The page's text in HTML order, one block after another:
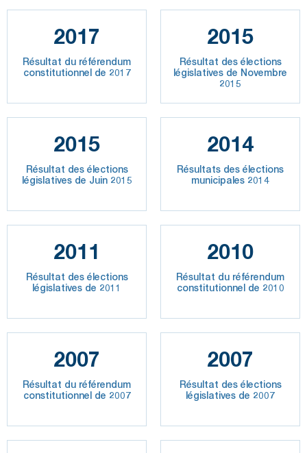
2017
Résultat du référendum
constitutionnel de 2017
2015
Résultat des élections
législatives de Novembre
2015
2015
Résultat des élections
législatives de Juin 2015
2014
Résultats des élections
municipales 2014
2011
Résultat des élections
législatives de 2011
2010
Résultat du référendum
constitutionnel de 2010
2007
Résultat du référendum
constitutionnel de 2007
2007
Résultat des élections
législatives de 2007